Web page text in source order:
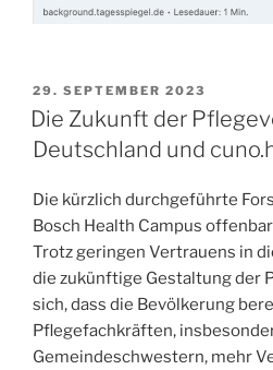
29. SEPTEMBER 2023
Die Zukunft der
Deutschland und
Die kürzlich durchgeführte
Bosch Health Campus
Trotz geringen Vertrauens in
die zukünftige Gestaltung der
sich, dass die Bevölkerung
Pflegefachkräften,
Gemeindeschwestern, mehr